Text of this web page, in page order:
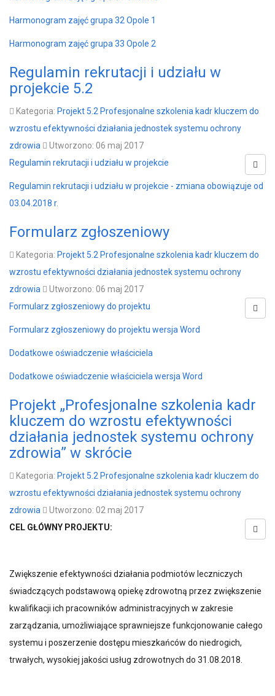
Harmonogram zajęć grupa 32 Opole 1
Harmonogram zajęć grupa 33 Opole 2
Regulamin rekrutacji i udziału w
projekcie 5.2
Kategoria: Projekt 5.2 Profesjonalne szkolenia kadr kluczem do
wzrostu efektywności działania jednostek systemu ochrony
zdrowia
Utworzono: 06 maj 2017
Regulamin rekrutacji i udziału w projekcie
Regulamin rekrutacji i udziału w projekcie - zmiana obowiązuje od
03.04.2018 r.
Formularz zgłoszeniowy
Kategoria: Projekt 5.2 Profesjonalne szkolenia kadr kluczem do
wzrostu efektywności działania jednostek systemu ochrony
zdrowia
Utworzono: 06 maj 2017
Formularz zgłoszeniowy do projektu
Formularz zgłoszeniowy do projektu wersja Word
Dodatkowe oświadczenie właściciela
Dodatkowe oświadczenie właściciela wersja Word
Projekt „Profesjonalne szkolenia kadr
kluczem do wzrostu efektywności
działania jednostek systemu ochrony
zdrowia” w skrócie
Kategoria: Projekt 5.2 Profesjonalne szkolenia kadr kluczem do
wzrostu efektywności działania jednostek systemu ochrony
zdrowia
Utworzono: 02 maj 2017
CEL GŁÓWNY PROJEKTU:
Zwiększenie efektywności działania podmiotów leczniczych
świadczących podstawową opiekę zdrowotną przez zwiększenie
kwalifikacji ich pracowników administracyjnych w zakresie
zarządzania, umożliwiające sprawniejsze funkcjonowanie całego
systemu i poszerzenie dostępu mieszkańców do niedrogich,
trwałych, wysokiej jakości usług zdrowotnych do 31.08.2018.